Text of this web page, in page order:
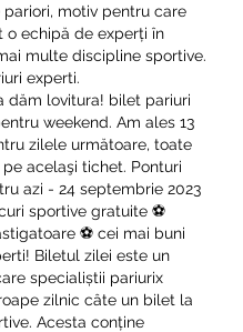
motiv pentru care
o echipă de experți în
experti.
weekend. Am ales 13
zilele următoare, toate
acelaşi tichet. Ponturi
azi - 24 septembrie 2023
sportive gratuite ⚽
⚽ cei mai buni
Biletul zilei este un
specialiștii pariurix
zilnic câte un bilet la
Acesta conține